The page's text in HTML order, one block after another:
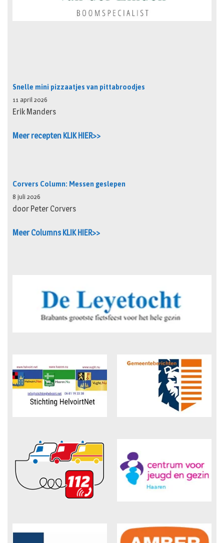
Snelle mini pizzaatjes van pittabroodjes
11 april 2026
Erik Manders
Meer recepten KLIK HIER>>
Corvers Column: Messen geslepen
8 juli 2026
door Peter Corvers
Meer Columns KLIK HIER>>